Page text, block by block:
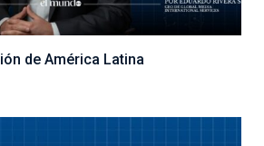
de América Latina